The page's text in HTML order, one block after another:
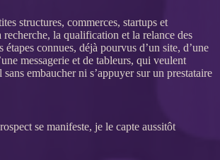
structures, commerces, startups et
recherche, la qualification et la relancedes
étapes connues, déjà pourvus d’un site, d’une
messagerie et de tableurs, qui veulent
sans embaucher ni s’appuyer sur un prestataire
se manifeste, je le capte aussitôt